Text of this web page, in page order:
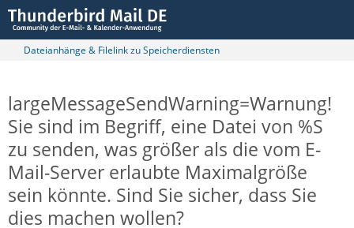
Dateianhänge & Filelink zu Speicherdiensten
largeMessageSendWarning=Warnung!
Sie sind im Begriff, eine Datei von %S
zu senden, was größer als die vom E-
Mail-Server erlaubte Maximalgröße
sein könnte. Sind Sie sicher, dass Sie
dies machen wollen?